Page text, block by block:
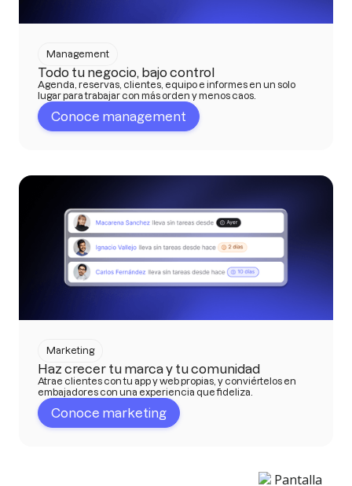
Management
Todo tu negocio, bajo control
Agenda, reservas, clientes, equipo e informes en un solo
lugar para trabajar con más orden y menos caos.
Conoce management
Marketing
Haz crecer tu marca y tu comunidad
Atrae clientes con tu app y web propias, y conviértelos en
embajadores con una experiencia que fideliza.
Conoce marketing